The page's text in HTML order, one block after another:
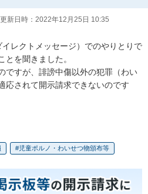
更新日時： 2022年12月25日 10:35
レクトメッセージ）でのやりとりで
とを聞きました。
ですが、誹謗中傷以外の犯罪（わい
応されて開示請求できないのです
児童ポルノ・わいせつ物頒布等